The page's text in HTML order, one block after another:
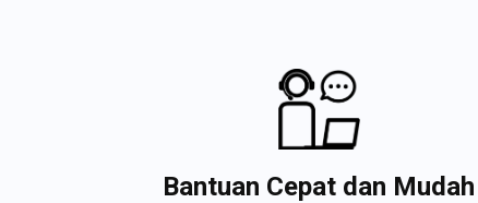
Bantuan Cepat dan Mudah